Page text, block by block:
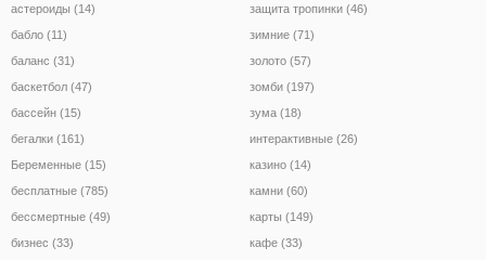
астероиды (14)
бабло (11)
баланс (31)
баскетбол (47)
бассейн (15)
бегалки (161)
Беременные (15)
бесплатные (785)
бессмертные (49)
бизнес (33)
защита тропинки (46)
зимние (71)
золото (57)
зомби (197)
зума (18)
интерактивные (26)
казино (14)
камни (60)
карты (149)
кафе (33)